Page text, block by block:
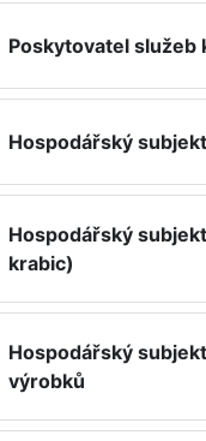
Poskytovatel
Hospodářský
Hospodářský
krabic)
Hospodářský
výrobků